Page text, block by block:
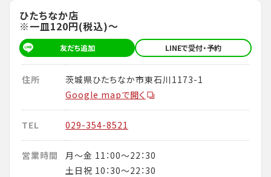
ひたちなか店
※一皿120円(税込)～
友だち追加 LINEで受付・予約
住所
茨城県ひたちなか市東石川1173-1
Google mapで開く
TEL 029-354-8521
営業時間
月～金 11：00～22：30
土日祝 10：30～22：30